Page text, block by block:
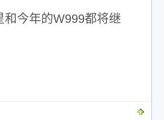
今年的W999都将继